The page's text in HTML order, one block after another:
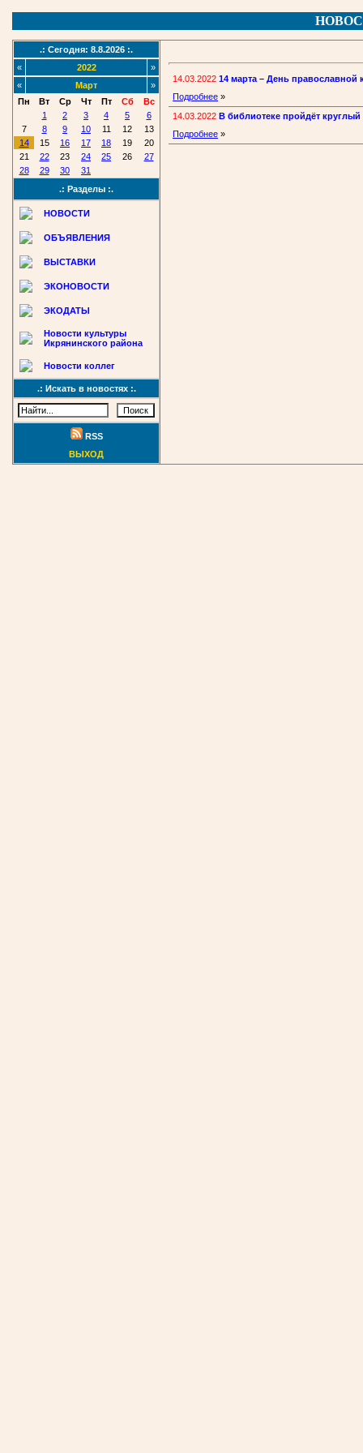
.: Сегодня: 8.8.2026 :.
«
2022
»
«
Март
»
Пн
Вт Ср Чт Пт Сб
Вс
1
2 3 4 5
6
7
8 9 10 11 12
13
14
15 16 17 18 19
20
21
22 23 24 25 26
27
28
29 30
31
.: Разделы :.
НОВОСТИ
ОБЪЯВЛЕНИЯ
ВЫСТАВКИ
ЭКОНОВОСТИ
ЭКОДАТЫ
Новости культуры
Икрянинского района
Новости коллег
.: Искать в новостях :.
RSS
ВЫХОД
14.03.2022 14 марта – День православной
Подробнее »
14.03.2022 В библиотеке пройдёт
Подробнее »